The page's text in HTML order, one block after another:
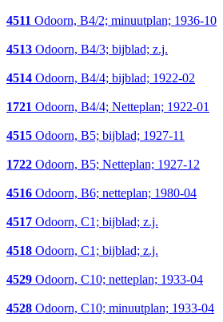
4511 Odoorn, B4/2; minuutplan; 1936-10
4513 Odoorn, B4/3; bijblad; z.j.
4514 Odoorn, B4/4; bijblad; 1922-02
1721 Odoorn, B4/4; Netteplan; 1922-01
4515 Odoorn, B5; bijblad; 1927-11
1722 Odoorn, B5; Netteplan; 1927-12
4516 Odoorn, B6; netteplan; 1980-04
4517 Odoorn, C1; bijblad; z.j.
4518 Odoorn, C1; bijblad; z.j.
4529 Odoorn, C10; netteplan; 1933-04
4528 Odoorn, C10; minuutplan; 1933-04